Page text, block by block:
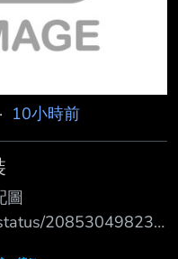
10小時前
圖
208530498234